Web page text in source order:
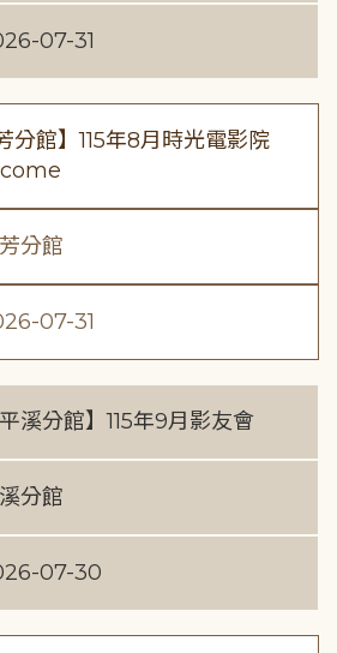
07-31
分館】115年8月時光電影院
分館
07-31
平溪分館】115年9月影友會
分館
07-30